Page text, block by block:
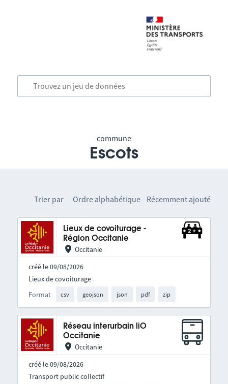
commune
Escots
Trier par Ordre alphabétique Récemment ajouté
Lieux de covoiturage -
Région Occitanie
Occitanie
créé le 09/08/2026
Format csv geojson json pdf zip
Lieux de covoiturage
Réseau interurbain liO
Occitanie
Occitanie
créé le 09/08/2026
Transport public collectif